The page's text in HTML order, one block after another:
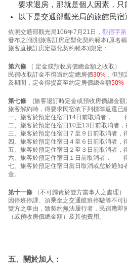
要求退房，那就是個人因素，只
以下是交通部觀光局的旅館民宿
依照交通部觀光局106年7月21日， 觀宿字
發布之[個別旅客訂房定型化契約範本(原名
旅客直接訂房定型化契約範本)]規定：
第六條 （ 定金或預收房價總金額之收取）
民宿收取訂金不得逾約定總房價30% ，但
及期間，定金得提高至約定房價總金額50%
第七條 (旅客退訂時定金或預收房價總金額
旅客解約時，得要求民宿依下列標準返還已
一、旅客於預定住宿日14日前取消者，
二、旅客於預定住宿日10至13日前取消者，
三、旅客於預定住宿日７至９日前取消者，
四、旅客於預定住宿日４至６日前取消者，
五、旅客於預定住宿日２至３日前取消者，
六、旅客於預定住宿日１日前取消者， 得
七、旅客於預定住宿日當日取消或怠於通知
金。
第十一條 （不可歸責於雙方當事人之處理）
因停班停課、須乘坐之交通航班停駛等不可
雙方之事由，致契約無法履行者，民宿應即
（或預收房價總金額）及其他費用。
五、關於加人：